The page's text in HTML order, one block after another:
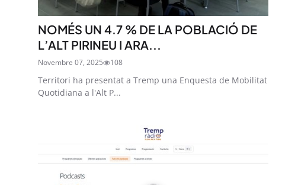
NOMÉS UN 4.7 % DE LA POBLACIÓ DE
L’ALT PIRINEU I ARA...
Novembre 07, 2025 108
Territori ha presentat a Tremp una Enquesta de Mobilitat
Quotidiana a l'Alt P...